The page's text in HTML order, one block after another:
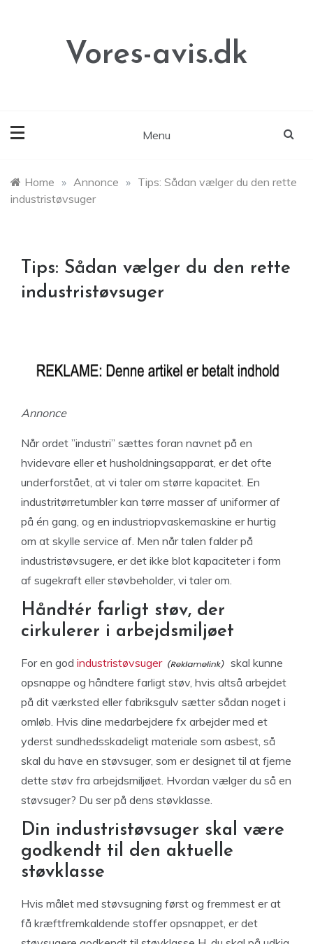
Vores-avis.dk
Menu
Home » Annonce » Tips: Sådan vælger du den rette
industristøvsuger
Tips: Sådan vælger du den rette
industristøvsuger
Annonce
Når ordet ”industri” sættes foran navnet på en
hvidevare eller et husholdningsapparat, er det ofte
underforstået, at vi taler om større kapacitet. En
industritørretumbler kan tørre masser af uniformer af
på én gang, og en industriopvaskemaskine er hurtig
om at skylle service af. Men når talen falder på
industristøvsugere, er det ikke blot kapaciteter i form
af sugekraft eller støvbeholder, vi taler om.
Håndtér farligt støv, der
cirkulerer i arbejdsmiljøet
For en god industristøvsuger
skal kunne
opsnappe og håndtere farligt støv, hvis altså arbejdet
på dit værksted eller fabriksgulv sætter sådan noget i
omløb. Hvis dine medarbejdere fx arbejder med et
yderst sundhedsskadeligt materiale som asbest, så
skal du have en støvsuger, som er designet til at fjerne
dette støv fra arbejdsmiljøet. Hvordan vælger du så en
støvsuger? Du ser på dens støvklasse.
Din industristøvsuger skal være
godkendt til den aktuelle
støvklasse
Hvis målet med støvsugning først og fremmest er at
få kræftfremkaldende stoffer opsnappet, er det